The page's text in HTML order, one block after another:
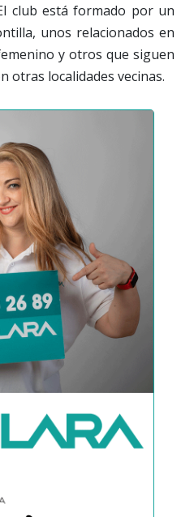
club está formado por un
unos relacionados en
y otros que siguen
otras localidades vecinas.